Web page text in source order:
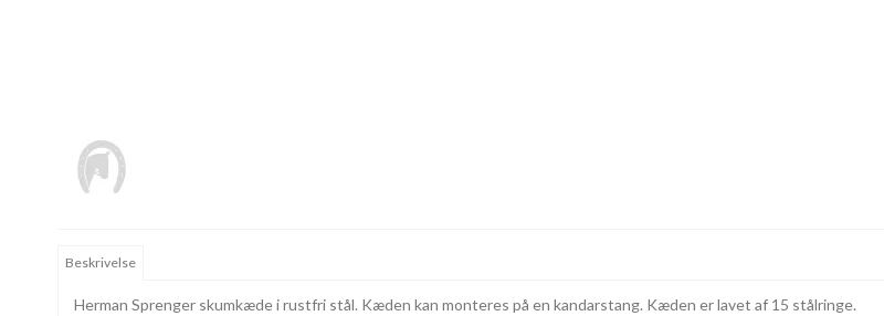
Beskrivelse
Herman Sprenger skumkæde i rustfri stål. Kæden kan monteres på en kandarstang. Kæden er lavet af 15 stålringe.